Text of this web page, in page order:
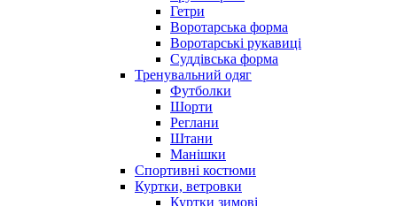
Гетри
Воротарська форма
Воротарські рукавиці
Суддівська форма
Тренувальний одяг
Футболки
Шорти
Реглани
Штани
Манішки
Спортивні костюми
Куртки, ветровки
Куртки зимові